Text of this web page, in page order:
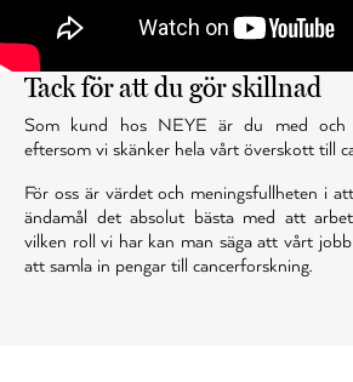
Tack för att du gör skillnad
Som kund hos NEYE är du med och
eftersom vi skänker hela vårt överskott till
För oss är värdet och meningsfullheten i
ändamål det absolut bästa med att
vilken roll vi har kan man säga att vårt
att samla in pengar till cancerforskning.